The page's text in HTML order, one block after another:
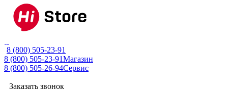
8 (800) 505-23-91
8 (800) 505-23-91Магазин
8 (800) 505-26-94Сервис
Заказать звонок